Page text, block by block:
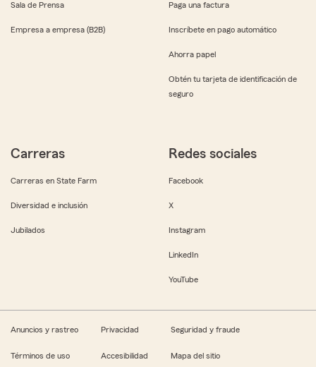
Sala de Prensa
Empresa a empresa (B2B)
Paga una factura
Inscríbete en pago automático
Ahorra papel
Obtén tu tarjeta de identificación de
seguro
Carreras
Carreras en State Farm
Diversidad e inclusión
Jubilados
Redes sociales
Facebook
X
Instagram
LinkedIn
YouTube
Anuncios y rastreo Privacidad Seguridad y fraude
Términos de uso Accesibilidad Mapa del sitio